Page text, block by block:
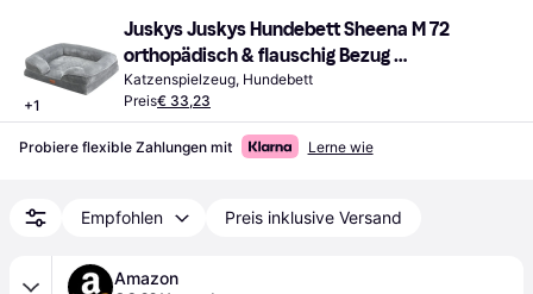
+1
Juskys Juskys Hundebett Sheena M 72
orthopädisch & flauschig Bezug
abnehmbar
Katzenspielzeug, Hundebett
Preis€ 33,23
Probiere flexible Zahlungen mit Lerne wie
Empfohlen Preis inklusive Versand
Amazon